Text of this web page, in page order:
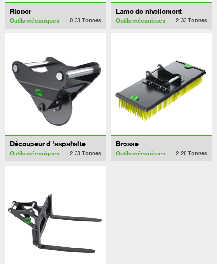
Ripper
Outils mécaniques 0-33 Tonnes
Lame de nivellement
Outils mécaniques 2-33 Tonnes
Découpeur d ‘aspahalte
Outils mécaniques 2-33 Tonnes
Brosse
Outils mécaniques 2-20 Tonnes